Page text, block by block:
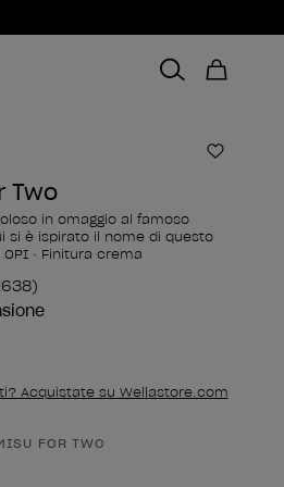
Two
in omaggio al famoso
si è ispirato il nome di questo
• Finitura crema
Acquistate su Wellastore.com
FOR TWO